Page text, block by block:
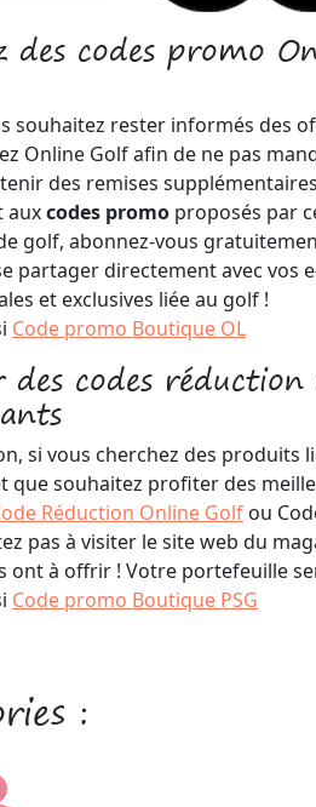
des codes promo
souhaitez rester informés des
Online Golf afin de ne pas
des remises
auxcodes promo proposés par
golf, abonnez-vous
partager directement avec vos
et exclusives liée au golf !
Code promo Boutique OL
des codes
si vous cherchez des produits
que souhaitez profiter des
Réduction Online Golf ou
pas à visiter le site web du
ont à offrir ! Votre portefeuille
Code promo Boutique PSG
: